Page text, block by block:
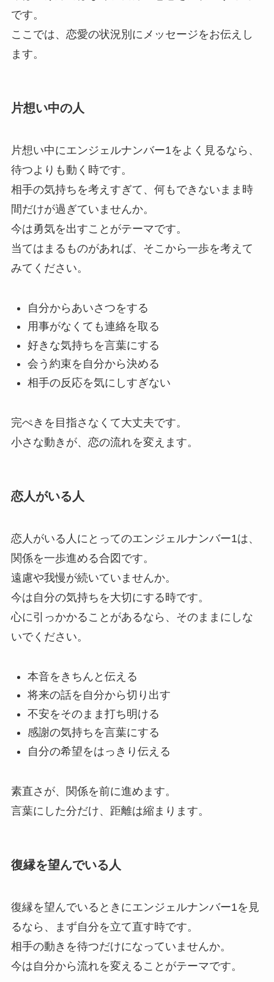
です。
ここでは、恋愛の状況別にメッセージをお伝えし
ます。
片想い中の人
片想い中にエンジェルナンバー1をよく見るなら、
待つよりも動く時です。
相手の気持ちを考えすぎて、何もできないまま時
間だけが過ぎていませんか。
今は勇気を出すことがテーマです。
当てはまるものがあれば、そこから一歩を考えて
みてください。
自分からあいさつをする
用事がなくても連絡を取る
好きな気持ちを言葉にする
会う約束を自分から決める
相手の反応を気にしすぎない
完ぺきを目指さなくて大丈夫です。
小さな動きが、恋の流れを変えます。
恋人がいる人
恋人がいる人にとってのエンジェルナンバー1は、
関係を一歩進める合図です。
遠慮や我慢が続いていませんか。
今は自分の気持ちを大切にする時です。
心に引っかかることがあるなら、そのままにしな
いでください。
本音をきちんと伝える
将来の話を自分から切り出す
不安をそのまま打ち明ける
感謝の気持ちを言葉にする
自分の希望をはっきり伝える
素直さが、関係を前に進めます。
言葉にした分だけ、距離は縮まります。
復縁を望んでいる人
復縁を望んでいるときにエンジェルナンバー1を見
るなら、まず自分を立て直す時です。
相手の動きを待つだけになっていませんか。
今は自分から流れを変えることがテーマです。